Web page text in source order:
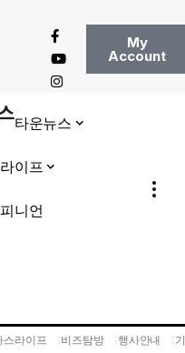
My
Account
타운뉴스
라이프
니언
스라이프 비즈탐방 행사안내